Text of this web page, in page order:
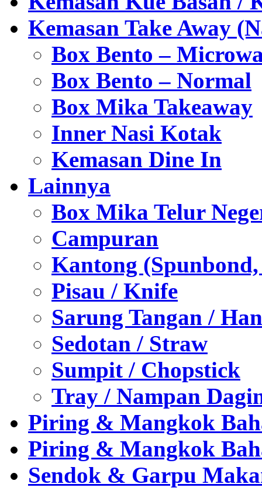
Kemasan Take Away
Box Bento –
Box Bento – Normal
Box Mika Takeaway
Inner Nasi Kotak
Kemasan Dine In
Lainnya
Box Mika Telur
Campuran
Kantong
Pisau / Knife
Sarung Tangan /
Sedotan / Straw
Sumpit / Chopstick
Tray / Nampan
Piring & Mangkok
Piring & Mangkok
Sendok & Garpu